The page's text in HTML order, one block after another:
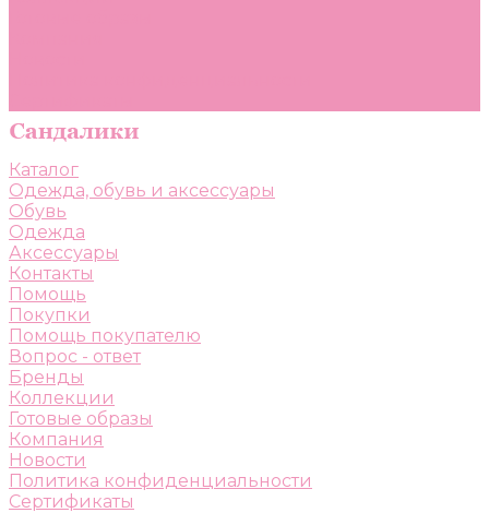
Каталог
Одежда, обувь и аксессуары
Обувь
Одежда
Аксессуары
Контакты
Помощь
Покупки
Помощь покупателю
Вопрос - ответ
Бренды
Коллекции
Готовые образы
Компания
Новости
Политика конфиденциальности
Сертификаты